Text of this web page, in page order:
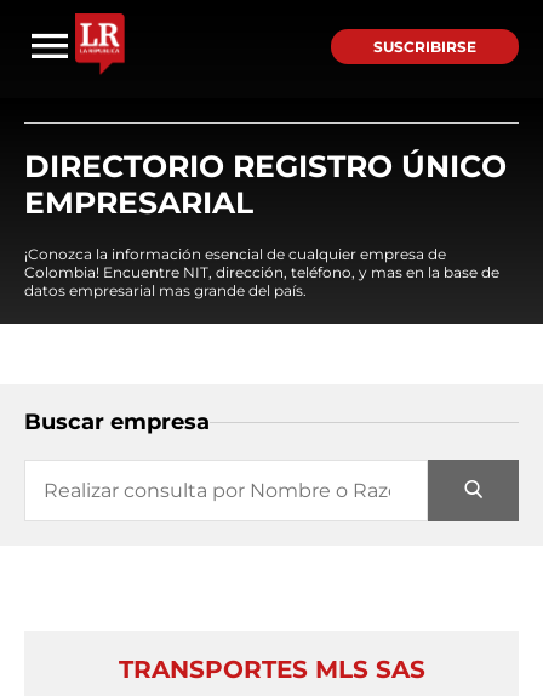
SUSCRIBIRSE
DIRECTORIO REGISTRO ÚNICO
EMPRESARIAL
¡Conozca la información esencial de cualquier empresa de
Colombia! Encuentre NIT, dirección, teléfono, y mas en la base de
datos empresarial mas grande del país.
Buscar empresa
TRANSPORTES MLS SAS